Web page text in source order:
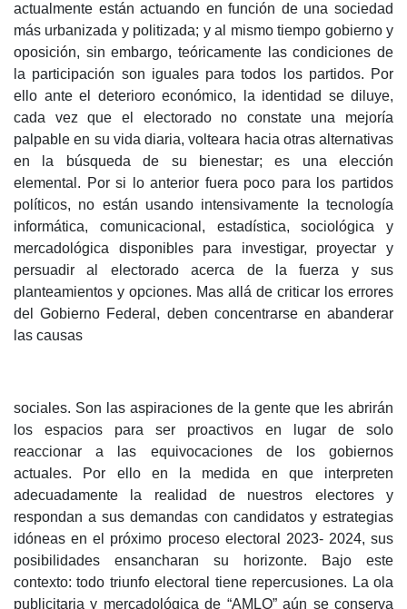
actualmente están actuando en función de una sociedad
más urbanizada y politizada; y al mismo tiempo gobierno y
oposición, sin embargo, teóricamente las condiciones de
la participación son iguales para todos los partidos. Por
ello ante el deterioro económico, la identidad se diluye,
cada vez que el electorado no constate una mejoría
palpable en su vida diaria, volteara hacia otras alternativas
en la búsqueda de su bienestar; es una elección
elemental. Por si lo anterior fuera poco para los partidos
políticos, no están usando intensivamente la tecnología
informática, comunicacional, estadística, sociológica y
mercadológica disponibles para investigar, proyectar y
persuadir al electorado acerca de la fuerza y sus
planteamientos y opciones. Mas allá de criticar los errores
del Gobierno Federal, deben concentrarse en abanderar
las causas
sociales. Son las aspiraciones de la gente que les abrirán
los espacios para ser proactivos en lugar de solo
reaccionar a las equivocaciones de los gobiernos
actuales. Por ello en la medida en que interpreten
adecuadamente la realidad de nuestros electores y
respondan a sus demandas con candidatos y estrategias
idóneas en el próximo proceso electoral 2023- 2024, sus
posibilidades ensancharan su horizonte. Bajo este
contexto: todo triunfo electoral tiene repercusiones. La ola
publicitaria y mercadológica de “AMLO” aún se conserva